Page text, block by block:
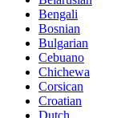
Bengali
Bosnian
Bulgarian
Cebuano
Chichewa
Corsican
Croatian
Dutch